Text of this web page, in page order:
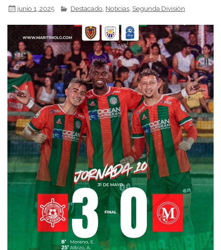
junio 1, 2025 Destacado Noticias Segunda División